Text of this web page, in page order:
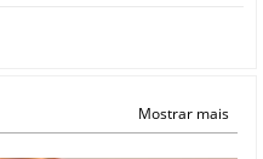
Mostrar mais